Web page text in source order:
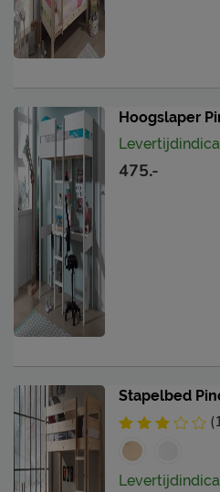
Hoogslaper
475.-
Stapelbed